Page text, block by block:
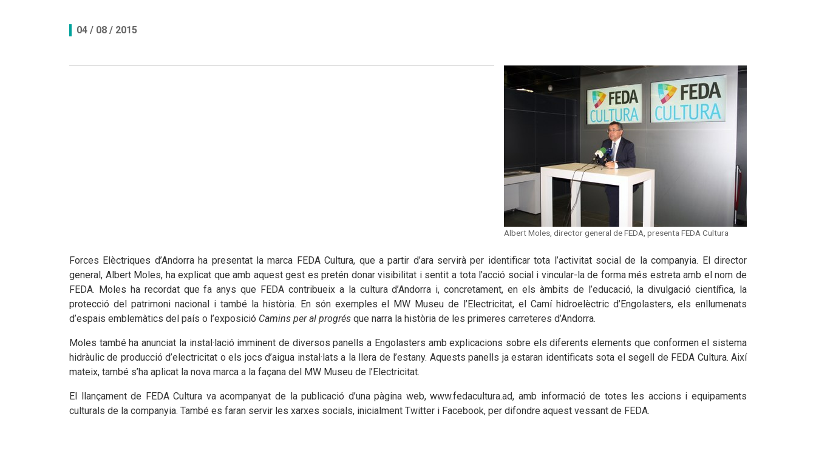
Documents per descarregar
Documents per descarregar
Medi ambient, seguretat i salut
04 / 08 / 2015
Albert Moles, director general de FEDA, presenta FEDA Cultura
Forces Elèctriques d’Andorra ha presentat la marca FEDA Cultura, que a partir d’ara servirà per identificar tota l’activitat social de la companyia. El director
general, Albert Moles, ha explicat que amb aquest gest es pretén donar visibilitat i sentit a tota l’acció social i vincular-la de forma més estreta amb el nom de
FEDA. Moles ha recordat que fa anys que FEDA contribueix a la cultura d’Andorra i, concretament, en els àmbits de l’educació, la divulgació científica, la
protecció del patrimoni nacional i també la història. En són exemples el MW Museu de l’Electricitat, el Camí hidroelèctric d’Engolasters, els enllumenats
d’espais emblemàtics del país o l’exposició Camins per al progrés que narra la història de les primeres carreteres d’Andorra.
Moles també ha anunciat la instal·lació imminent de diversos panells a Engolasters amb explicacions sobre els diferents elements que conformen el sistema
hidràulic de producció d’electricitat o els jocs d’aigua instal·lats a la llera de l’estany. Aquests panells ja estaran identificats sota el segell de FEDA Cultura. Així
mateix, també s’ha aplicat la nova marca a la façana del MW Museu de l’Electricitat.
El llançament de FEDA Cultura va acompanyat de la publicació d’una pàgina web, www.fedacultura.ad, amb informació de totes les accions i equipaments
culturals de la companyia. També es faran servir les xarxes socials, inicialment Twitter i Facebook, per difondre aquest vessant de FEDA.